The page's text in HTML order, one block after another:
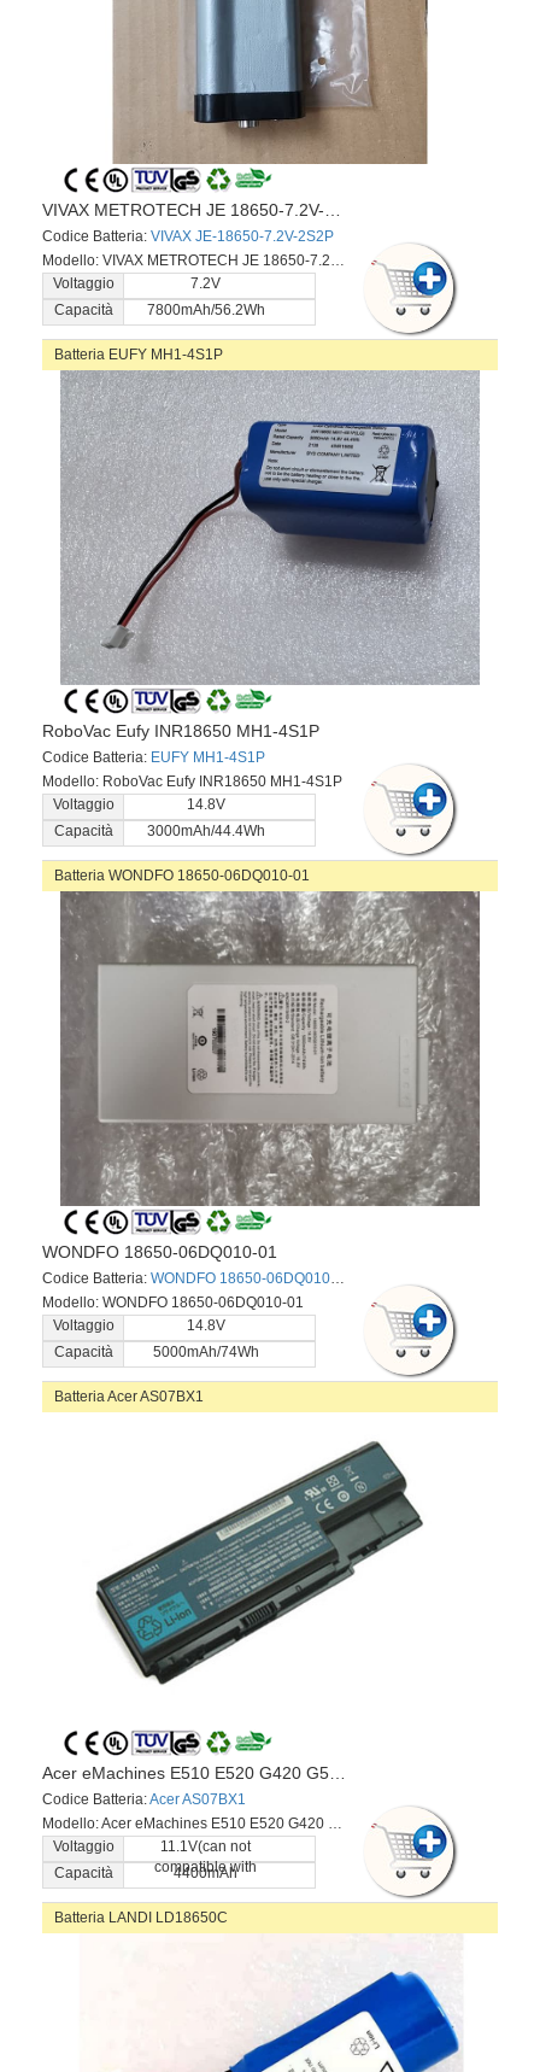
Codice Batteria: VIVAX JE-18650-7.2V-2S2P
Modello: VIVAX METROTECH JE 18650-7.2V-2S2P
Voltaggio
7.2V
Capacità
7800mAh/56.2Wh
Batteria EUFY MH1-4S1P
RoboVac Eufy INR18650 MH1-4S1P
Codice Batteria: EUFY MH1-4S1P
Modello: RoboVac Eufy INR18650 MH1-4S1P
Voltaggio
14.8V
Capacità
3000mAh/44.4Wh
Batteria WONDFO 18650-06DQ010-01
WONDFO 18650-06DQ010-01
Codice Batteria: WONDFO 18650-06DQ010-01
Modello: WONDFO 18650-06DQ010-01
Voltaggio
14.8V
Capacità
5000mAh/74Wh
Batteria Acer AS07BX1
Codice Batteria:Acer AS07BX1
Modello: Acer eMachines E510 E520 G420 G520 G620 G720 Series
Voltaggio
11.1V(can not
compatible with
Capacità 4400mAh
Batteria LANDI LD18650C